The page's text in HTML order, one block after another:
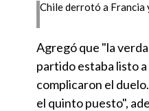
Chile derrotó a Francia
Agregó que "la
partido estaba listo
complicaron el
el quinto puesto",